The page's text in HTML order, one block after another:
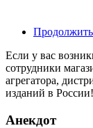
Если у вас
сотрудники
агрегатора,
изданий в России!
Анекдот